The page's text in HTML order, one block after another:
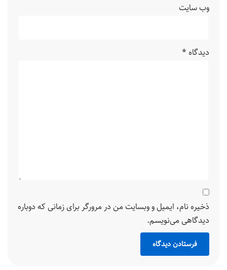
وب‌ سایت
دیدگاه *
ذخیره نام، ایمیل و وبسایت من در مرورگر برای زمانی که دوباره
دیدگاهی می‌نویسم.